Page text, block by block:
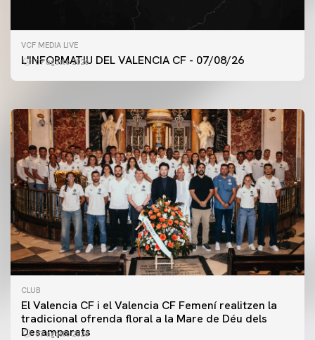
VCF MEDIA LIVE
L'INFORMATIU DEL VALENCIA CF - 07/08/26
07 agosto 2026
PRIMER EQUIP
ENTRENAMENT DEL VALENCIA CF 7/8/2026
CLUB
El Valencia CF i el Valencia CF Femení realitzen la
tradicional ofrenda floral a la Mare de Déu dels
Desamparats
07 agosto 2026